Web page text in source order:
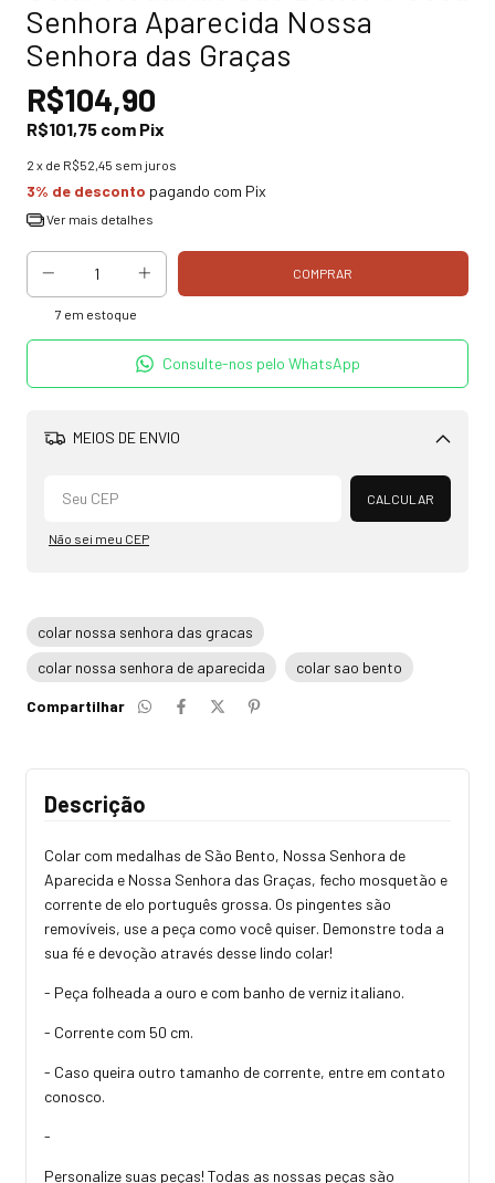
Senhora Aparecida Nossa
Senhora das Graças
R$104,90
R$101,75 com Pix
2 x de R$52,45 sem juros
3% de desconto pagando com Pix
Ver mais detalhes
7 em estoque
Consulte-nos pelo WhatsApp
MEIOS DE ENVIO
Alterar CEP
CALCULAR
Não sei meu CEP
colar nossa senhora das gracas
colar nossa senhora de aparecida
colar sao bento
Compartilhar
Descrição
Colar com medalhas de São Bento, Nossa Senhora de
Aparecida e Nossa Senhora das Graças, fecho mosquetão e
corrente de elo português grossa. Os pingentes são
removíveis, use a peça como você quiser. Demonstre toda a
sua fé e devoção através desse lindo colar!
- Peça folheada a ouro e com banho de verniz italiano.
- Corrente com 50 cm.
- Caso queira outro tamanho de corrente, entre em contato
conosco.
-
Personalize suas peças! Todas as nossas peças são